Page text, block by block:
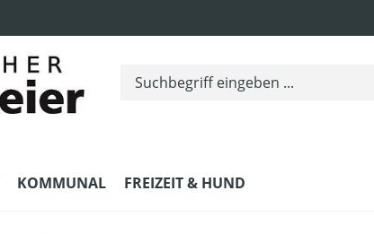
KOMMUNAL FREIZEIT & HUND